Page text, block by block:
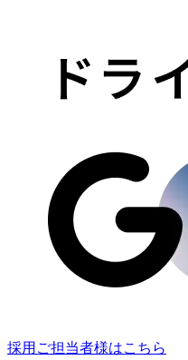
採用ご担当者様はこちら